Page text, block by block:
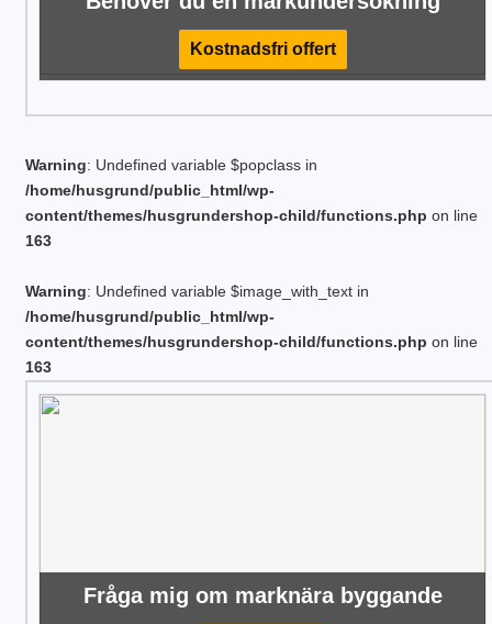
Kostnadsfri offert
Warning: Undefined variable $popclass in
/home/husgrund/public_html/wp-
content/themes/husgrundershop-child/functions.php on line
163
Warning: Undefined variable $image_with_text in
/home/husgrund/public_html/wp-
content/themes/husgrundershop-child/functions.php on line
163
Fråga mig om marknära byggande